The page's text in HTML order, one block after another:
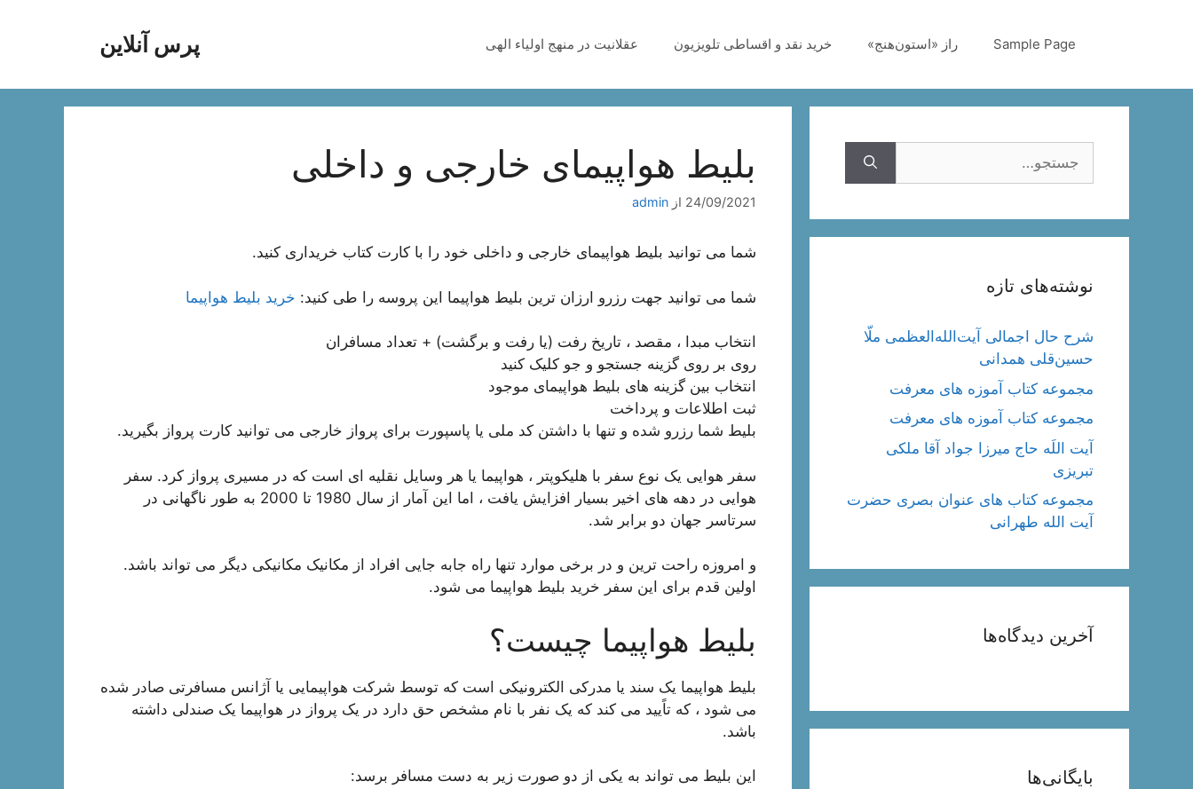
پرس آنلاین Sample Page راز «استون‌هنج» خرید نقد و اقساطی تلویزیون عقلانیت در منهج اولیاء الهی
بلیط هواپیمای خارجی و داخلی
24/09/2021 از admin
شما می توانید بلیط هواپیمای خارجی و داخلی خود را با کارت کتاب خریداری کنید.
شما می توانید جهت رزرو ارزان ترین بلیط هواپیما این پروسه را طی کنید: خرید بلیط هواپیما
انتخاب مبدا ، مقصد ، تاریخ رفت (یا رفت و برگشت) + تعداد مسافران
روی بر روی گزینه جستجو و جو کلیک کنید
انتخاب بین گزینه های بلیط هواپیمای موجود
ثبت اطلاعات و پرداخت
بلیط شما رزرو شده و تنها با داشتن کد ملی یا پاسپورت برای پرواز خارجی می توانید کارت پرواز بگیرید.
سفر هوایی یک نوع سفر با هلیکوپتر ، هواپیما یا هر وسایل نقلیه ای است که در مسیری پرواز کرد. سفر
هوایی در دهه های اخیر بسیار افزایش یافت ، اما این آمار از سال 1980 تا 2000 به طور ناگهانی در
سرتاسر جهان دو برابر شد.
و امروزه راحت ترین و در برخی موارد تنها راه جابه جایی افراد از مکانیک مکانیکی دیگر می تواند باشد.
اولین قدم برای این سفر خرید بلیط هواپیما می شود.
بلیط هواپیما چیست؟
بلیط هواپیما یک سند یا مدرکی الکترونیکی است که توسط شرکت هواپیمایی یا آژانس مسافرتی صادر شده
می شود ، که تاًیید می کند که یک نفر با نام مشخص حق دارد در یک پرواز در هواپیما یک صندلی داشته
باشد.
این بلیط می تواند به یکی از دو صورت زیر به دست مسافر برسد:
نوشته‌های تازه
شرح حال اجمالی آیت‌الله‌العظمی ملّا
حسین‌قلی همدانی
مجموعه کتاب آموزه های معرفت
مجموعه کتاب آموزه های معرفت
آیت اللَه حاج میرزا جواد آقا ملکی
تبریزی
مجموعه کتاب های عنوان بصری حضرت
آیت الله طهرانی
آخرین دیدگاه‌ها
بایگانی‌ها